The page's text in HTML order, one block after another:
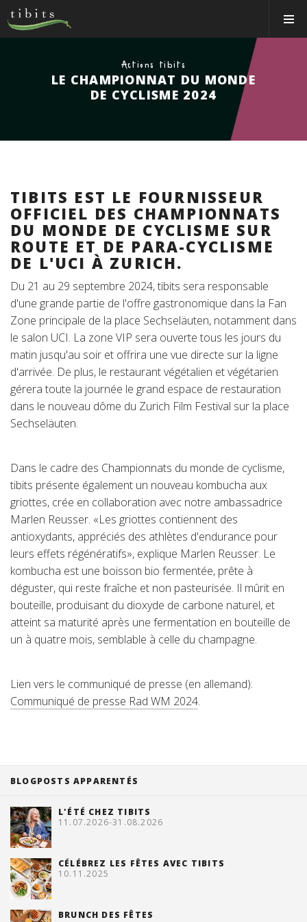
Tibits:
Home
Main
HORAIRES
À PROPOS
VOS ÉVÉNEMENTS
Bons & boutique
Connexion
Suisse (FR)
Actions tibits
LE CHAMPIONNAT DU MONDE
DE CYCLISME 2024
TIBITS EST LE FOURNISSEUR
OFFICIEL DES CHAMPIONNATS
DU MONDE DE CYCLISME SUR
ROUTE ET DE PARA-CYCLISME
DE L'UCI À ZURICH.
Du 21 au 29 septembre 2024, tibits sera responsable
d'une grande partie de l'offre gastronomique dans la Fan
Zone principale de la place Sechseläuten, notamment dans
le salon UCI. La zone VIP sera ouverte tous les jours du
matin jusqu'au soir et offrira une vue directe sur la ligne
d'arrivée. De plus, le restaurant végétalien et végétarien
gérera toute la journée le grand espace de restauration
dans le nouveau dôme du Zurich Film Festival sur la place
Sechseläuten.
Dans le cadre des Championnats du monde de cyclisme,
tibits présente également un nouveau kombucha aux
griottes, crée en collaboration avec notre ambassadrice
Marlen Reusser. «Les griottes contiennent des
antioxydants, appréciés des athlètes d'endurance pour
leurs effets régénératifs», explique Marlen Reusser. Le
kombucha est une boisson bio fermentée, prête à
déguster, qui reste fraîche et non pasteurisée. Il mûrit en
bouteille, produisant du dioxyde de carbone naturel, et
atteint sa maturité après une fermentation en bouteille de
un à quatre mois, semblable à celle du champagne.
Lien vers le communiqué de presse (en allemand):
Communiqué de presse Rad WM 2024.
BLOGPOSTS APPARENTÉS
L'ÉTÉ CHEZ TIBITS
11.07.2026-31.08.2026
CÉLÉBREZ LES FÊTES AVEC TIBITS
10.11.2025
BRUNCH DES FÊTES